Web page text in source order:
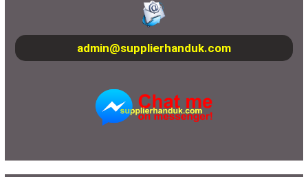
admin@supplierhanduk.com